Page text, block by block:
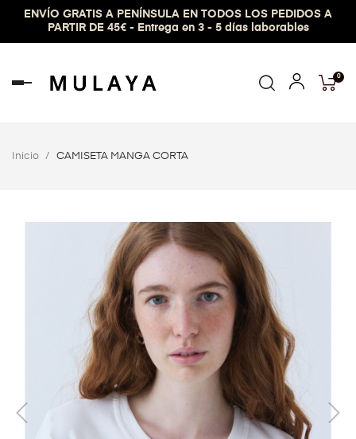
ENVÍO GRATIS A PENÍNSULA EN TODOS LOS PEDIDOS A
PARTIR DE 45€ - Entrega en 3 - 5 días laborables
Navegación
0
Inicio CAMISETA MANGA CORTA